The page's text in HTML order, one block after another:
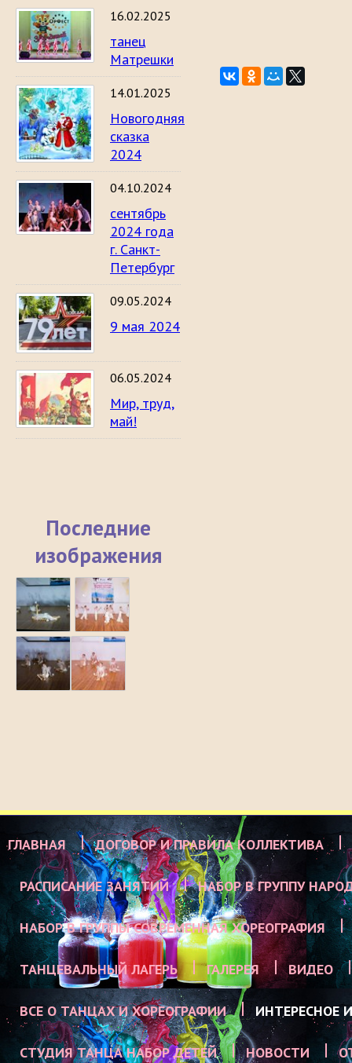
16.02.2025
танец
Матрешки
14.01.2025
Новогодняя
сказка
2024
04.10.2024
сентябрь
2024 года
г. Санкт-
Петербург
09.05.2024
9 мая 2024
06.05.2024
Мир, труд,
май!
Последние
изображения
ГЛАВНАЯ ДОГОВОР И ПРАВИЛА КОЛЛЕКТИВА
РАСПИСАНИЕ ЗАНЯТИЙ НАБОР В ГРУППУ
НАБОР В ГРУППЫ СОВРЕМЕННАЯ ХОРЕОГРАФИЯ
ТАНЦЕВАЛЬНЫЙ ЛАГЕРЬ ГАЛЕРЕЯ ВИДЕО
ВСЕ О ТАНЦАХ И ХОРЕОГРАФИИ ИНТЕРЕСНОЕ
СТУДИЯ ТАНЦА НАБОР ДЕТЕЙ НОВОСТИ